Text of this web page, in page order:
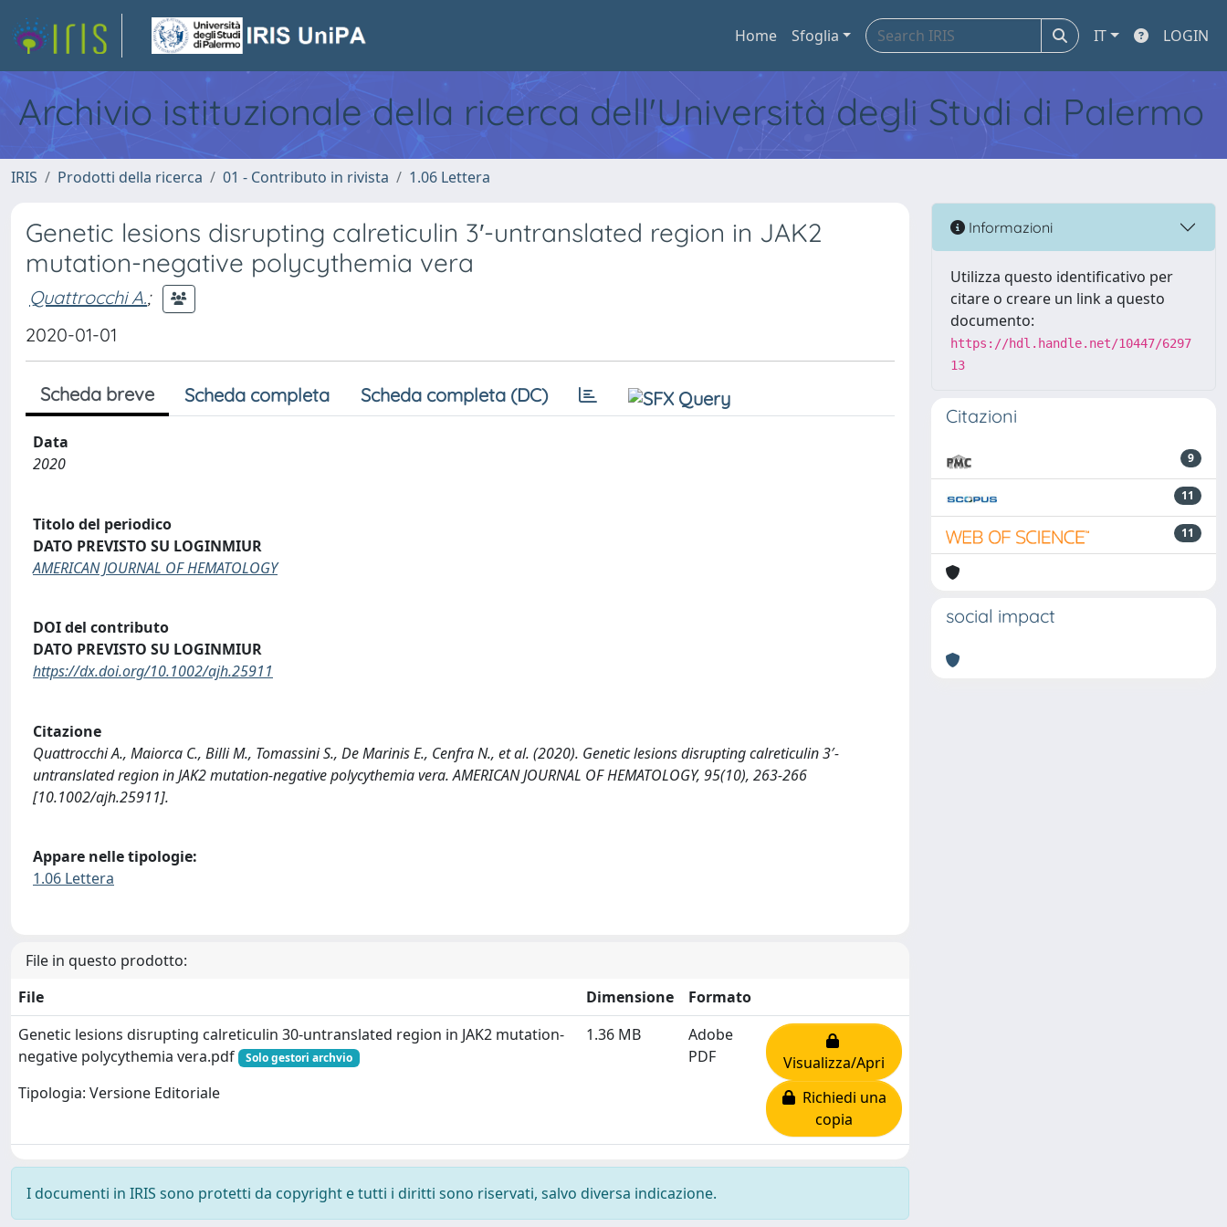
Home Sfoglia IT LOGIN
Archivio istituzionale della ricerca dell'Università degli Studi di Palermo
IRIS Prodotti della ricerca 01 - Contributo in rivista 1.06 Lettera
Genetic lesions disrupting calreticulin 3′-untranslated region in JAK2
mutation-negative polycythemia vera
Quattrocchi A.;
2020-01-01
Scheda breve Scheda completa Scheda completa (DC)
Data
2020
Titolo del periodico
DATO PREVISTO SU LOGINMIUR
AMERICAN JOURNAL OF HEMATOLOGY
DOI del contributo
DATO PREVISTO SU LOGINMIUR
https://dx.doi.org/10.1002/ajh.25911
Citazione
Quattrocchi A., Maiorca C., Billi M., Tomassini S., De Marinis E., Cenfra N., et al. (2020). Genetic lesions disrupting calreticulin 3′-
untranslated region in JAK2 mutation-negative polycythemia vera. AMERICAN JOURNAL OF HEMATOLOGY, 95(10), 263-266
[10.1002/ajh.25911].
Appare nelle tipologie:
1.06 Lettera
File in questo prodotto:
File
Dimensione
Formato
Genetic lesions disrupting calreticulin 30-untranslated region in JAK2 mutation-
negative polycythemia vera.pdf
Solo gestori archvio
Tipologia: Versione Editoriale
1.36 MB
Adobe
PDF
Visualizza/Apri
Richiedi una
copia
I documenti in IRIS sono protetti da copyright e tutti i diritti sono riservati, salvo diversa indicazione.
Informazioni
Utilizza questo identificativo per
citare o creare un link a questo
documento:
https://hdl.handle.net/10447/6297
13
Citazioni
9
11
11
social impact